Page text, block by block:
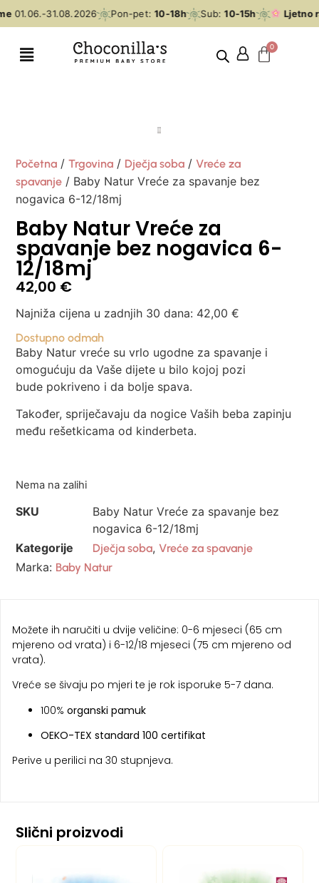
01.06.-31.08.2026 Pon-pet:10-18h Sub: 10-15h Ljetno
Početna /Trgovina / Dječja soba /Vreće za
spavanje / Baby Natur Vreće za spavanje bez
nogavica 6-12/18mj
Baby Natur Vreće za
spavanje bez nogavica 6-
12/18mj
42,00 €
Najniža cijena u zadnjih 30 dana: 42,00€
Dostupno odmah
Baby Natur vreće su vrlo ugodne za spavanje i
omogućuju da Vaše dijete u bilo kojoj pozi
bude pokriveno i da bolje spava.
Također, spriječavaju da nogice Vaših beba zapinju
među rešetkicama od kinderbeta.
Nema na zalihi
SKU
Baby Natur Vreće za spavanje bez
nogavica 6-12/18mj
Kategorije
Dječja soba,Vreće za spavanje
Marka: Baby Natur
Možete ih naručiti u dvije veličine: 0-6 mjeseci (65 cm
mjereno od vrata) i 6-12/18 mjeseci (75 cm mjereno od
vrata).
Vreće se šivaju po mjeri te je rok isporuke 5-7 dana.
100% organski pamuk
OEKO-TEX standard 100 certifikat
Perive u perilici na 30 stupnjeva.
Slični proizvodi